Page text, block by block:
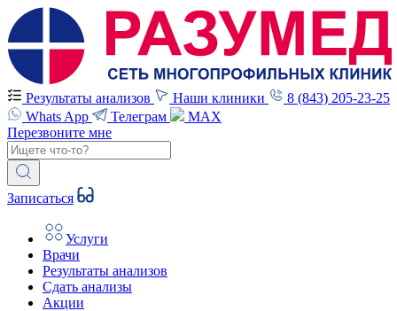
Результаты анализов Наши клиники
8 (843) 205-23-25
Whats App
Телеграм
MAX
Перезвоните мне
Записаться
Услуги
Врачи
Результаты анализов
Сдать анализы
Акции